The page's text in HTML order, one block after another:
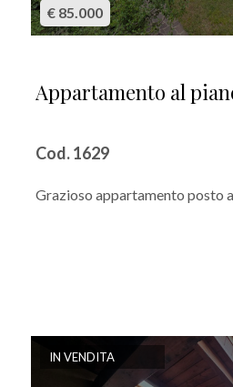
€ 85.000
Appartamento al
Cod. 1629
Grazioso appartamento posto
IN VENDITA